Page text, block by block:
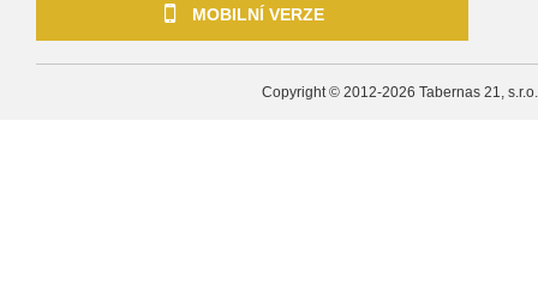
MOBILNÍ VERZE
Copyright © 2012-2026 Tabernas 21, s.r.o.